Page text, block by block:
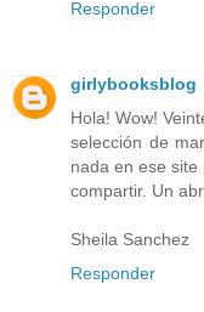
Responder
girlybooksblog
Hola! Wow!
selección de
nada en ese
compartir. Un
Sheila Sanchez
Responder